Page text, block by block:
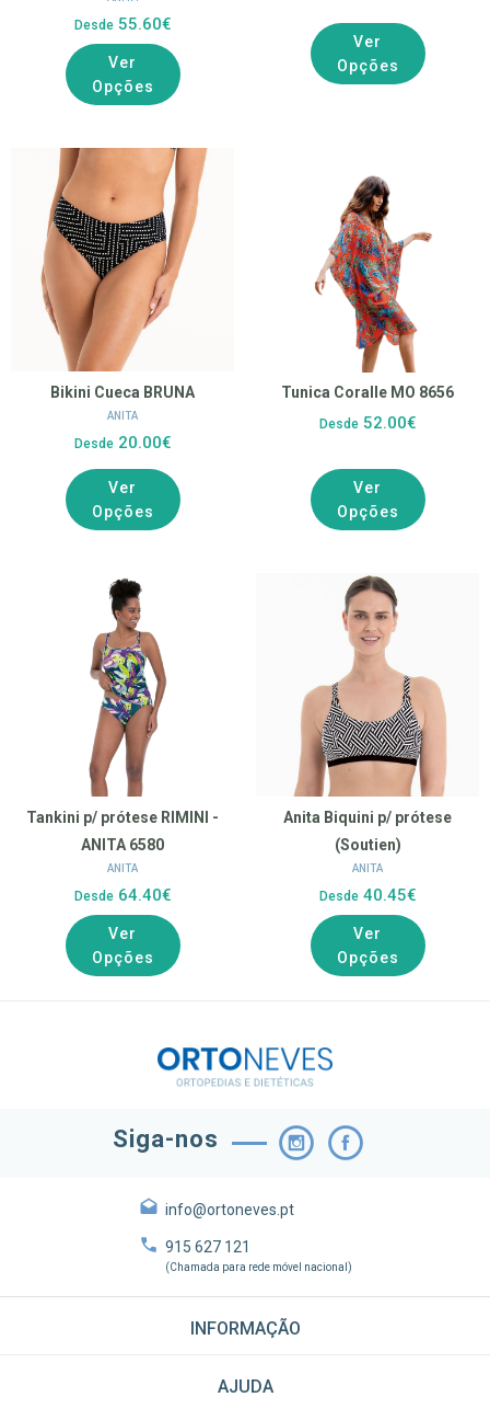
Desde55.60€
Ver
Opções
Ver
Opções
Bikini Cueca BRUNA
ANITA
Desde20.00€
Ver
Opções
Tunica Coralle MO 8656
Desde52.00€
Ver
Opções
Tankini p/ prótese RIMINI -
ANITA 6580
ANITA
Desde64.40€
Ver
Opções
Anita Biquini p/ prótese
(Soutien)
ANITA
Desde40.45€
Ver
Opções
Siga-nos
info@ortoneves.pt
915 627 121
(Chamada para rede móvel nacional)
INFORMAÇÃO
AJUDA